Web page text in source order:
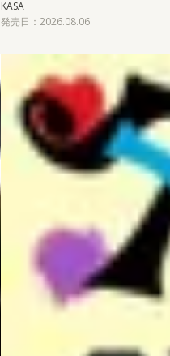
KASA
発売日：2026.08.06